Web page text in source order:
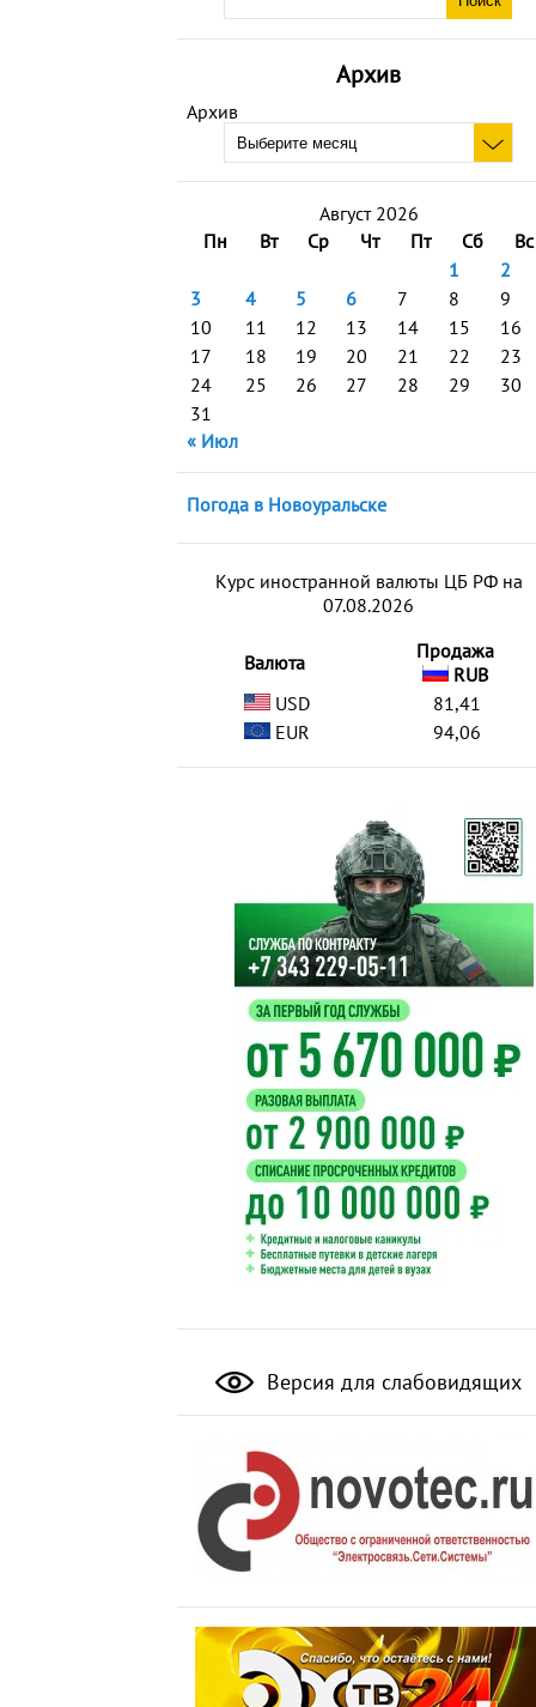
Архив
Архив
Август 2026
Пн
Вт Ср Чт Пт Сб
Вс
1
2
3
4 5 6 7 8
9
10
11 12 13 14 15
16
17
18 19 20 21 22
23
24
25 26 27 28 29
30
31
« Июл
Погода в Новоуральске
Курс иностранной валюты ЦБ РФ на
07.08.2026
Валюта
Продажа
RUB
USD
81,41
EUR
94,06
Версия для слабовидящих